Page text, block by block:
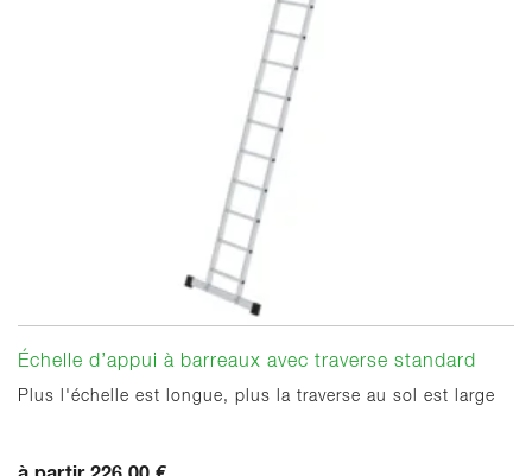
Échelle d’appui à barreaux avec traverse standard
Plus l'échelle est longue, plus la traverse au sol est large